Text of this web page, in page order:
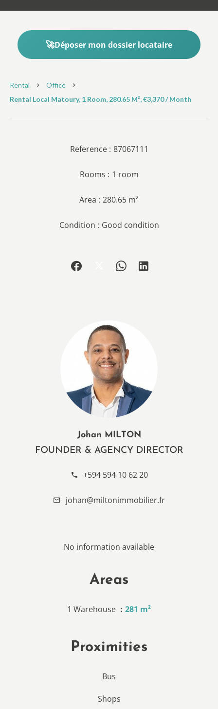
Déposer mon dossier locataire
Rental
Office
Rental Local Matoury, 1 Room, 280.65 M², €3,370 / Month
Reference 87067111
Rooms 1 room
Area 280.65 m²
Condition Good condition
Johan MILTON
FOUNDER & AGENCY DIRECTOR
+594 594 10 62 20
johan@miltonimmobilier.fr
No information available
Areas
1 Warehouse 281 m²
Proximities
Bus
Shops